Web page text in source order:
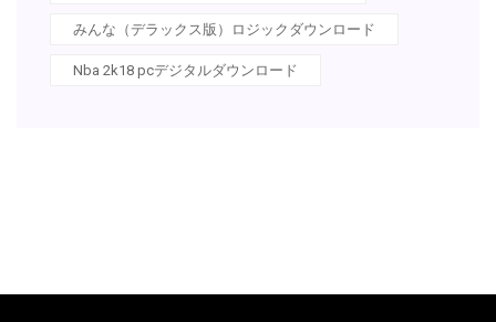
みんな（デラックス版）ロジックダウンロード
Nba 2k18 pcデジタルダウンロード